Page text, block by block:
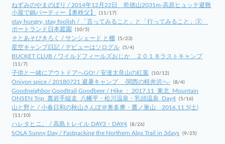
ねずみのやまのぼり / 2014年12月22日 乾徳山2031m-高原ヒュッテ避難
小屋で鍋パーティー【奥秩父】
(11/17)
stay hungry, stay foolish / 「言ってみること」と「行ってみること」②
ポートランド日本庭園
(10/5)
そとあそびきろく / サンシェード と棚 (5/23)
星空キャンプ日記 / デビューはソログル (5/4)
BUCKET CLUB / ワイルドフィールズおじか ２０１８ラストキャンプ
(11/7)
子供と一緒にアウトドアへGO! / 安達太良山の紅葉 (10/12)
Oniyon spice / 20180721 避暑キャンプ -関西の軽井沢へ- (8/4)
Goodneighbor,Goodtrail,Goodbeer / Hike ： 2017.11_東北_Mountain
ONSEN Trip_裏岩手縦走_八幡平・松川温泉・乳頭温泉_Day4 (5/16)
山と野と / 小春日和の秋山さんぽ＠奥多摩・鷹ノ巣山 2016.11.5(土)
(11/10)
ハレタヒニ。 / 高島トレイル DAY3・DAY4 (8/26)
SOLA Sunny Day / Fastpacking the Northern Alps Trail in 3days (9/25)